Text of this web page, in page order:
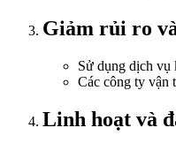
Giảm rủi ro
Sử dụng dịch vụ
Các công ty vận
Linh hoạt và